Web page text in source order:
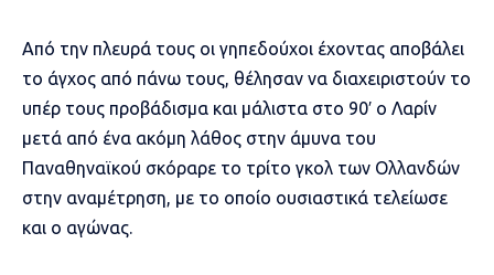
Από την πλευρά τους οι γηπεδούχοι έχοντας αποβάλει
το άγχος από πάνω τους, θέλησαν να διαχειριστούν το
υπέρ τους προβάδισμα και μάλιστα στο 90′ ο Λαρίν
μετά από ένα ακόμη λάθος στην άμυνα του
Παναθηναϊκού σκόραρε το τρίτο γκολ των Ολλανδών
στην αναμέτρηση, με το οποίο ουσιαστικά τελείωσε
και ο αγώνας.